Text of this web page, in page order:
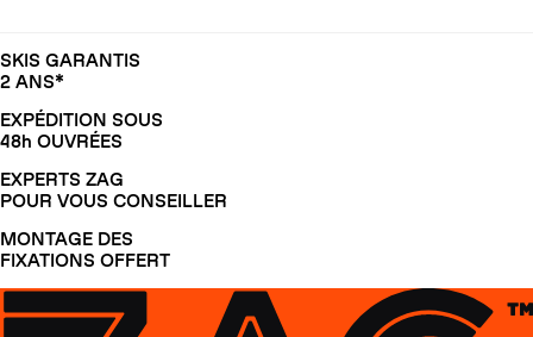
SKIS GARANTIS
2 ANS*
EXPÉDITION SOUS
48h OUVRÉES
EXPERTS ZAG
POUR VOUS CONSEILLER
MONTAGE DES
FIXATIONS OFFERT